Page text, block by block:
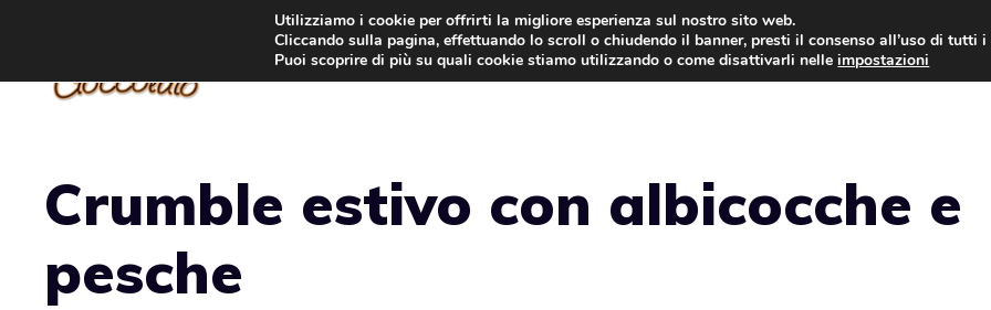
contenuto
TORTE AL CIOCCOLATO TORTE CLASSICHE
Crumble estivo con albicocche e
pesche
Utilizziamo i cookie per offrirti la migliore esperienza sul nostro sito web.
Cliccando sulla pagina, effettuando lo scroll o chiudendo il banner, presti il consenso all’uso di tutti i
Puoi scoprire di più su quali cookie stiamo utilizzando o come disattivarli nelleimpostazioni